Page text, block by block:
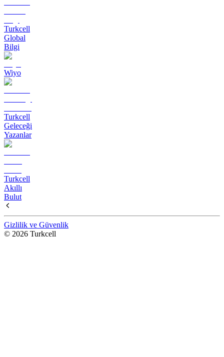
Turkcell
Global
Bilgi
Wiyo
Turkcell
Geleceği
Yazanlar
Turkcell
Akıllı
Bulut
Gizlilik ve Güvenlik
© 2026 Turkcell